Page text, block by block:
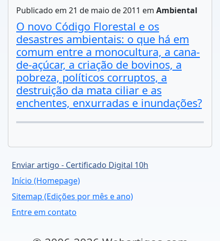
Publicado em 21 de maio de 2011 em Ambiental
O novo Código Florestal e os
desastres ambientais: o que há em
comum entre a monocultura, a cana-
de-açúcar, a criação de bovinos, a
pobreza, políticos corruptos, a
destruição da mata ciliar e as
enchentes, enxurradas e inundações?
Enviar artigo - Certificado Digital 10h
Início (Homepage)
Sitemap (Edições por mês e ano)
Entre em contato